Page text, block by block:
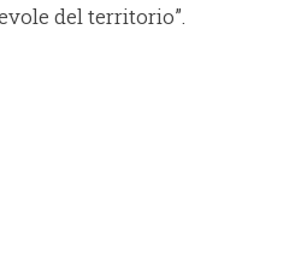
del territorio”.